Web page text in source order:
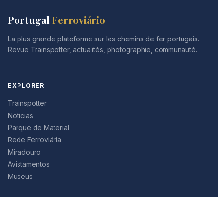
Portugal Ferroviário
La plus grande plateforme sur les chemins de fer portugais.
Revue Trainspotter, actualités, photographie, communauté.
EXPLORER
Trainspotter
Noticias
Parque de Material
Rede Ferroviária
Miradouro
Avistamentos
Museus